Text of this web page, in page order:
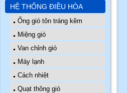
HỆ THỐNG ĐIỀU HÒA
Ống gió tôn tráng kẽm
Miệng gió
Van chỉnh gió
Máy lạnh
Cách nhiệt
Quạt thông gió